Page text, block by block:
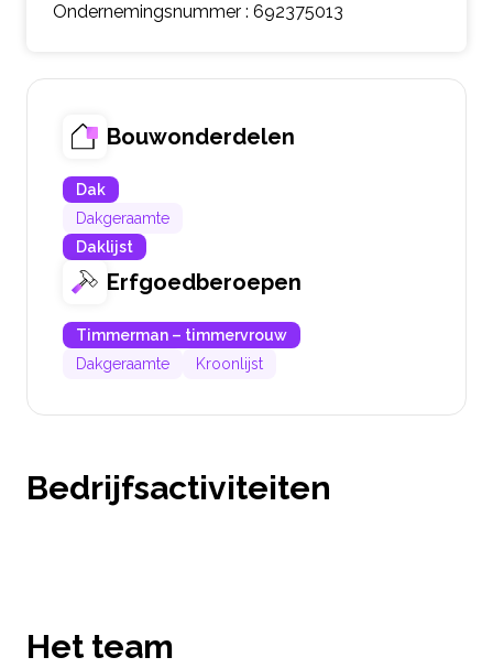
Ondernemingsnummer : 692375013
Bouwonderdelen
Dak
Dakgeraamte
Daklijst
Erfgoedberoepen
Timmerman – timmervrouw
Dakgeraamte
Kroonlijst
Bedrijfsactiviteiten
Het team